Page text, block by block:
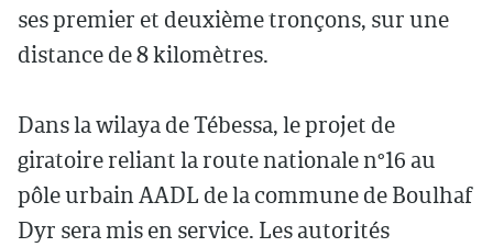
ses premier et deuxième tronçons, sur une
distance de 8 kilomètres.
Dans la wilaya de Tébessa, le projet de
giratoire reliant la route nationale n°16 au
pôle urbain AADL de la commune de Boulhaf
Dyr sera mis en service. Les autorités